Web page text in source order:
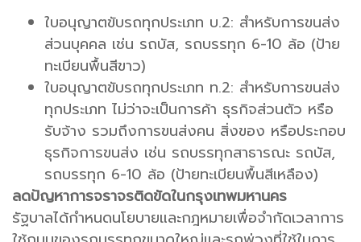
ใบอนุญาตขับรถทุกประเภท บ.2: สำหรับการขนส่ง
ส่วนบุคคล เช่น รถบัส, รถบรรทุก 6-10 ล้อ (ป้าย
ทะเบียนพื้นสีขาว)
ใบอนุญาตขับรถทุกประเภท ท.2: สำหรับการขนส่ง
ทุกประเภท ไม่ว่าจะเป็นการค้า ธุรกิจส่วนตัว หรือ
รับจ้าง รวมถึงการขนส่งคน สิ่งของ หรือประกอบ
ธุรกิจการขนส่ง เช่น รถบรรทุกสาธารณะ รถบัส,
รถบรรทุก 6-10 ล้อ (ป้ายทะเบียนพื้นสีเหลือง)
ลดปัญหาการจราจรติดขัดในกรุงเทพมหานคร
รัฐบาลได้กำหนดนโยบายและกฎหมายเพื่อจำกัดเวลาการ